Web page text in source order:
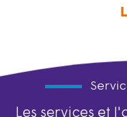
Les services et